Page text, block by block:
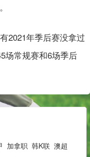
2021年季后赛没拿过
场常规赛和6场季后
加拿职 韩K联 澳超